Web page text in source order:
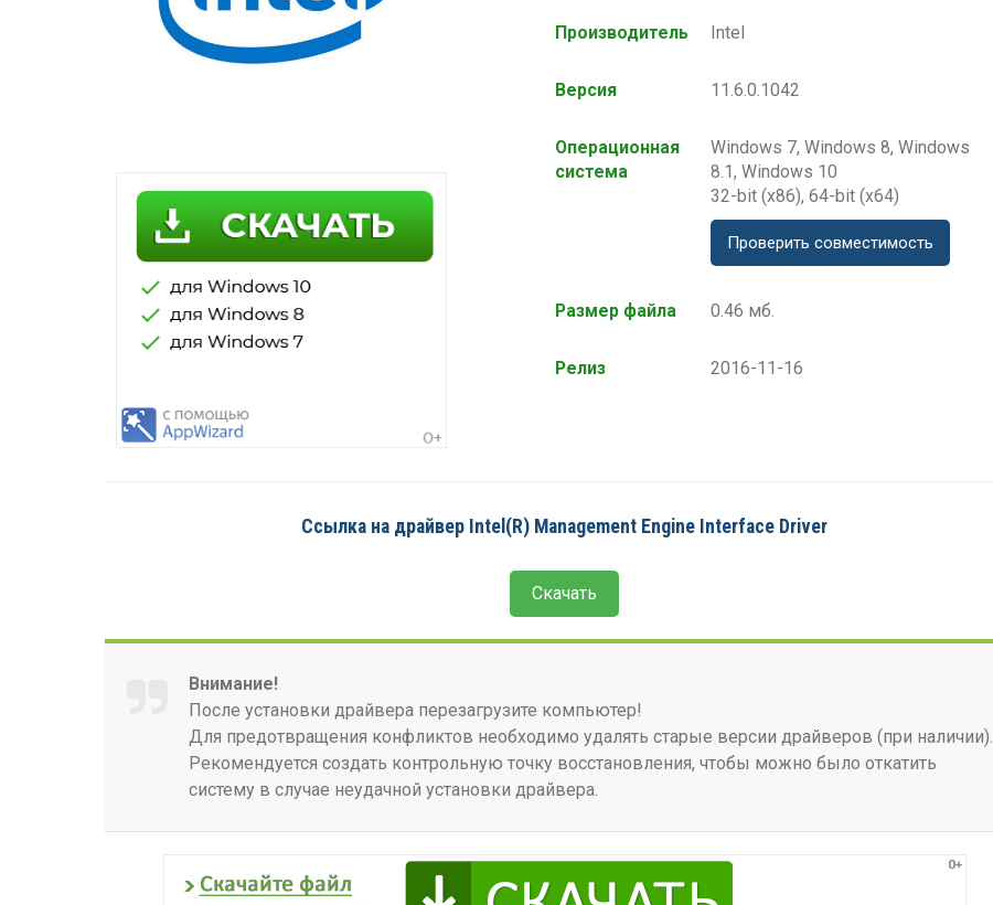
Производитель Intel
Версия 11.6.0.1042
Операционная
система
Windows 7, Windows 8, Windows
8.1, Windows 10
32-bit (x86), 64-bit (x64)
Проверить совместимость
Размер файла 0.46 мб.
Релиз 2016-11-16
Ссылка на драйвер Intel(R) Management Engine Interface Driver
Скачать
Внимание!
После установки драйвера перезагрузите компьютер!
Для предотвращения конфликтов необходимо удалять старые версии драйверов (при наличии).
Рекомендуется создать контрольную точку восстановления, чтобы можно было откатить
систему в случае неудачной установки драйвера.